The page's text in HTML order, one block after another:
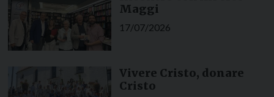
Maggi
17/07/2026
Vivere Cristo, donare
Cristo